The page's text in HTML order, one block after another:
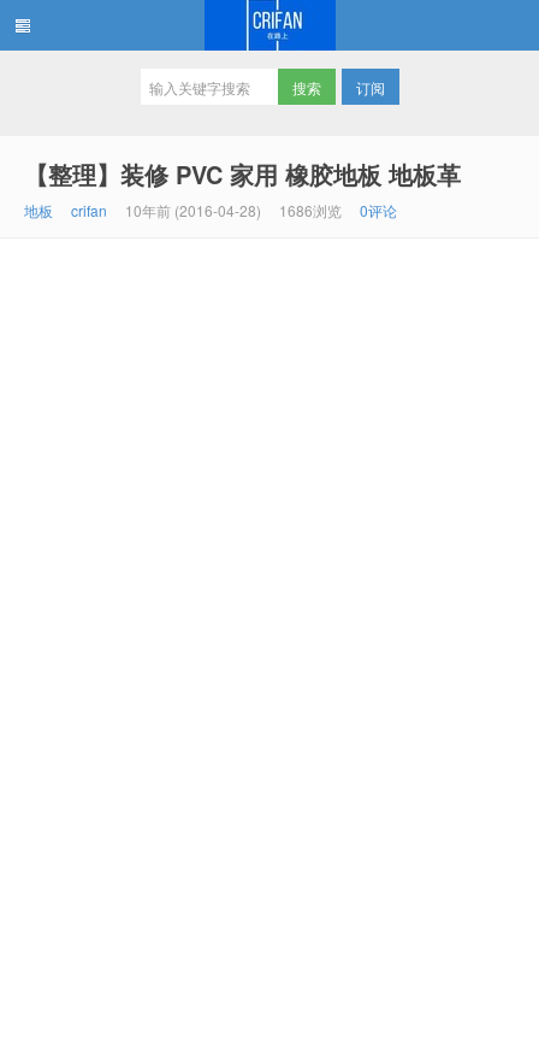
订阅
【整理】装修 PVC 家用 橡胶地板 地板革
地板 crifan 10年前 (2016-04-28) 1686浏览 0评论